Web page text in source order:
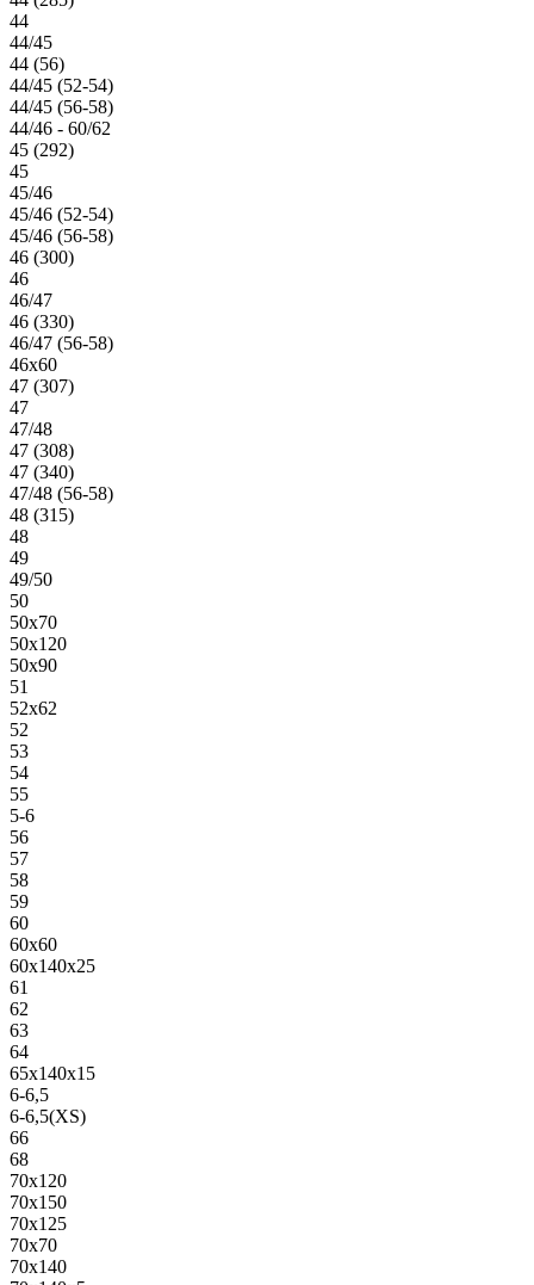
44
44/45
44 (56)
44/45 (52-54)
44/45 (56-58)
44/46 - 60/62
45 (292)
45
45/46
45/46 (52-54)
45/46 (56-58)
46 (300)
46
46/47
46 (330)
46/47 (56-58)
46х60
47 (307)
47
47/48
47 (308)
47 (340)
47/48 (56-58)
48 (315)
48
49
49/50
50
50х70
50х120
50х90
51
52х62
52
53
54
55
5-6
56
57
58
59
60
60х60
60х140х25
61
62
63
64
65х140х15
6-6,5
6-6,5(XS)
66
68
70х120
70х150
70х125
70х70
70х140